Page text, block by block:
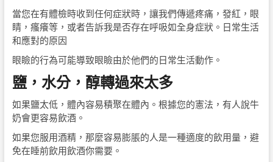
當您在有體檢時收到任何症狀時，讓我們傳遞疼痛，發紅，眼
睛，瘙癢等，或者告訴我是否存在呼吸如全身症狀。日常生活
和應對的原因
眼瞼的行為可能導致眼瞼由於他們的日常生活動作。
鹽，水分，醇轉過來太多
如果鹽太低，體內容易積聚在體內。根據您的憲法，有人說牛
奶會更容易飲酒。
如果您服用酒精，那麼容易膨脹的人是一種適度的飲用量，避
免在睡前飲用飲酒你需要。